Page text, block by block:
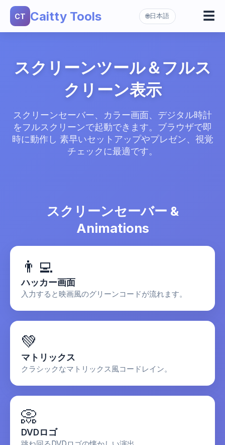
CT Caitty Tools
スクリーンセーバー
レーダー画面
白い画面
黒い画面
赤い画面
緑の画面
青い画面
ピンク画面
🌐日本語 ☰
スクリーンツール＆フルス
クリーン表示
スクリーンセーバー、カラー画面、デジタル時計
をフルスクリーンで起動できます。ブラウザで即
時に動作し 素早いセットアップやプレゼン、視覚
チェックに最適です。
スクリーンセーバー &
Animations
👨‍💻
ハッカー画面
入力すると映画風のグリーンコードが流れます。
💚
マトリックス
クラシックなマトリックス風コードレイン。
📀
DVDロゴ